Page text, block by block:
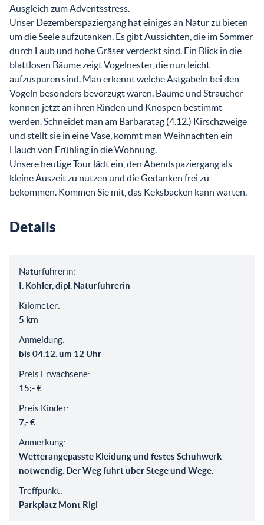
Ausgleich zum Adventsstress.
Unser Dezemberspaziergang hat einiges an Natur zu bieten
um die Seele aufzutanken. Es gibt Aussichten, die im Sommer
durch Laub und hohe Gräser verdeckt sind. Ein Blick in die
blattlosen Bäume zeigt Vogelnester, die nun leicht
aufzuspüren sind. Man erkennt welche Astgabeln bei den
Vögeln besonders bevorzugt waren. Bäume und Sträucher
können jetzt an ihren Rinden und Knospen bestimmt
werden. Schneidet man am Barbaratag (4.12.) Kirschzweige
und stellt sie in eine Vase, kommt man Weihnachten ein
Hauch von Frühling in die Wohnung.
Unsere heutige Tour lädt ein, den Abendspaziergang als
kleine Auszeit zu nutzen und die Gedanken frei zu
bekommen. Kommen Sie mit, das Keksbacken kann warten.
Details
Naturführerin:
I. Köhler, dipl. Naturführerin
Kilometer:
5 km
Anmeldung:
bis 04.12. um 12 Uhr
Preis Erwachsene:
15;- €
Preis Kinder:
7,- €
Anmerkung:
Wetterangepasste Kleidung und festes Schuhwerk
notwendig. Der Weg führt über Stege und Wege.
Treffpunkt:
Parkplatz Mont Rigi